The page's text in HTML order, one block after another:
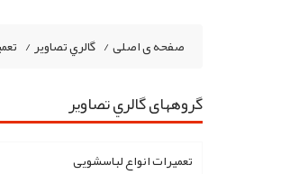
صفحه ی اصلی/ گالري تصاوير/
گروههای گالري تصاوير
تعمیرات انواع لباسشویی